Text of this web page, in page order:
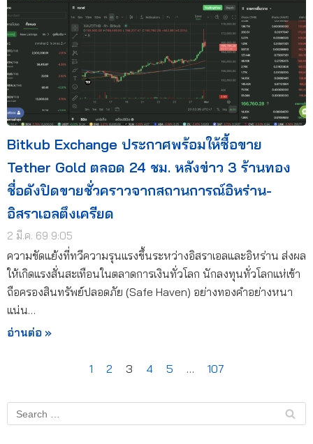
Bitkub Exchange ประกาศพร้อมให้ซื้อขาย
Tether Gold ตลอด 24 ชม. หลังข่าว 3 ร้านทอง
ชื่อดังปิดขายชั่วคราวจากสถานการณ์อิหร่าน-
อิสราเอลตึงเครียด
2 มี.ค. 69 9:05
ความขัดแย้งที่ทวีความรุนแรงขึ้นระหว่างอิสราเอลและอิหร่าน ส่งผล
ให้เกิดแรงสั่นสะเทือนในตลาดการเงินทั่วโลก นักลงทุนทั่วโลกแห่เข้า
ถือครองสินทรัพย์ปลอดภัย (Safe Haven) อย่างทองคำอย่างหนา
แน่น…
อ่านต่อ »
1 2 3 4 5 … 107